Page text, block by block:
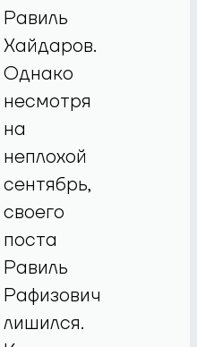
Равиль
Хайдаров.
Однако
несмотря
на
неплохой
сентябрь,
своего
поста
Равиль
Рафизович
лишился.